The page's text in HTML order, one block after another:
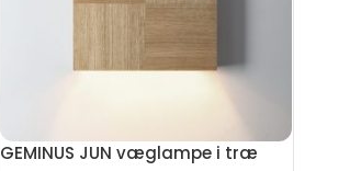
GEMINUS JUN væglampe i træ